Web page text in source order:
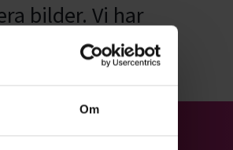
Om
bilder. Vi har